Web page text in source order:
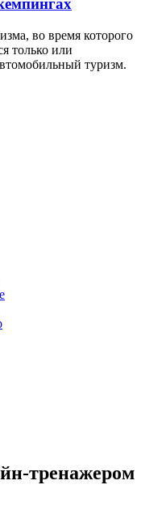
во время которого
только или
туризм.
тренажером